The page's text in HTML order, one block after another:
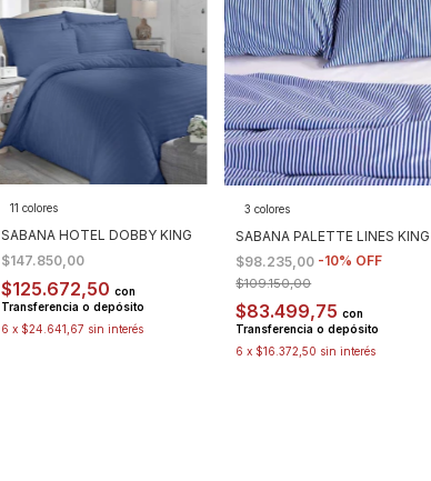
11 colores
SABANA HOTEL DOBBY KING
$147.850,00
$125.672,50 con
Transferencia o depósito
6 x $24.641,67 sin interés
3 colores
SABANA PALETTE LINES KING
$98.235,00 -10% OFF
$109.150,00
$83.499,75con
Transferencia o depósito
6 x $16.372,50 sin interés